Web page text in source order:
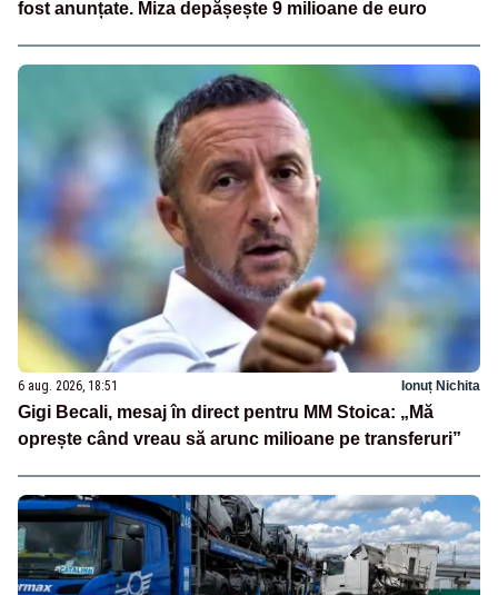
fost anunțate. Miza depășește 9 milioane de euro
6 aug. 2026, 18:51 Ionuț Nichita
Gigi Becali, mesaj în direct pentru MM Stoica: „Mă
oprește când vreau să arunc milioane pe transferuri”